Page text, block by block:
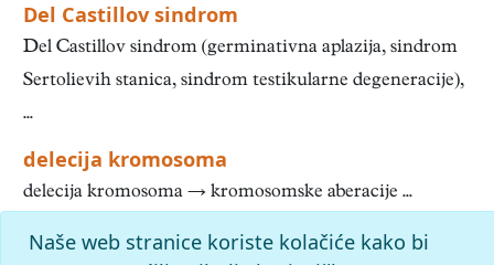
Del Castillov sindrom
Del Castillov sindrom (germinativna aplazija, sindrom
Sertolievih stanica, sindrom testikularne degeneracije),
...
delecija kromosoma
delecija kromosoma → kromosomske aberacije ...
Početak « 11 12 13 14 15 16 17 18 19 20
Naše web stranice koriste kolačiće kako bi